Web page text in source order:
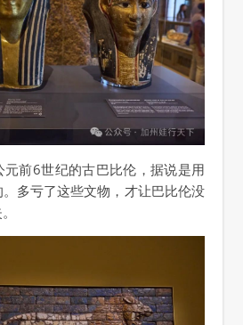
前6世纪的古巴比伦，据说是用
多亏了这些文物，才让巴比伦没